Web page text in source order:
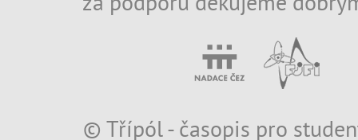
© Třípól - časopis pro